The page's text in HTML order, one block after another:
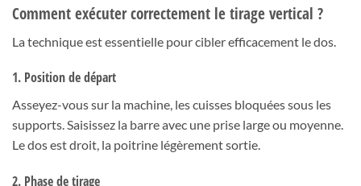
Comment exécuter correctement le tirage vertical ?
La technique est essentielle pour cibler efficacement le dos.
1. Position de départ
Asseyez-vous sur la machine, les cuisses bloquées sous les
supports. Saisissez la barre avec une prise large ou moyenne.
Le dos est droit, la poitrine légèrement sortie.
2. Phase de tirage